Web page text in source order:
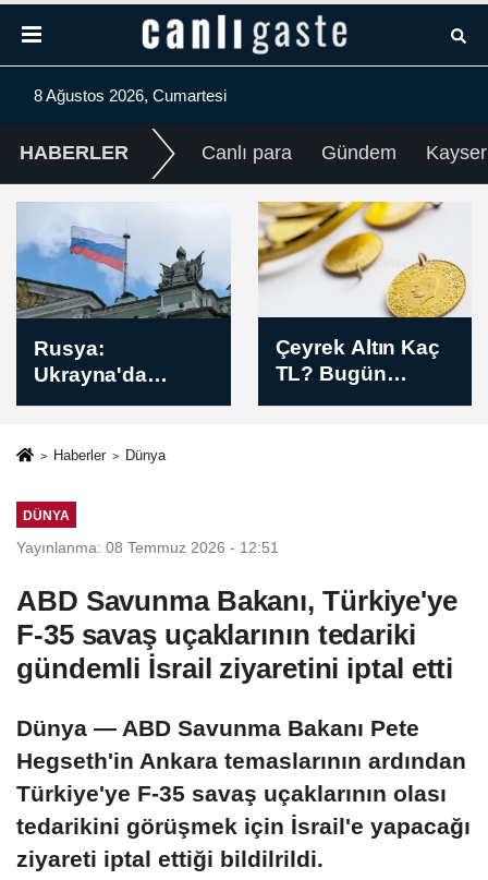
8 Ağustos 2026, Cumartesi
HABERLER Canlı para Gündem
Çeyrek Altın Kaç
TL? Bugün
Çeyrek Altın
(08 Ağustos 2026)
Ermenistan
Başbakanı, Barış
Zirvesinin
Haberler Dünya
DÜNYA
Yayınlanma: 08 Temmuz 2026 - 12:51
ABD Savunma Bakanı, Türkiye'ye
F-35 savaş uçaklarının tedariki
gündemli İsrail ziyaretini iptal etti
Dünya — ABD Savunma Bakanı Pete
Hegseth'in Ankara temaslarının ardından
Türkiye'ye F-35 savaş uçaklarının olası
tedarikini görüşmek için İsrail'e yapacağı
ziyareti iptal ettiği bildilrildi.